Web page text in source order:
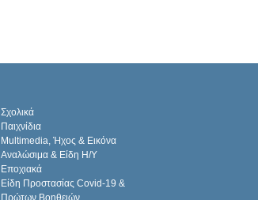
Σχολικά
Παιχνίδια
Multimedia, Ήχος & Εικόνα
Αναλώσιμα & Είδη Η/Υ
Εποχιακά
Είδη Προστασίας Covid-19 &
Πρώτων Βοηθειών